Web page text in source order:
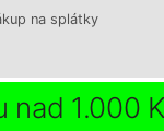
na splátky
nad 1.000